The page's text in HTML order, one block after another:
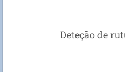
Deteção de